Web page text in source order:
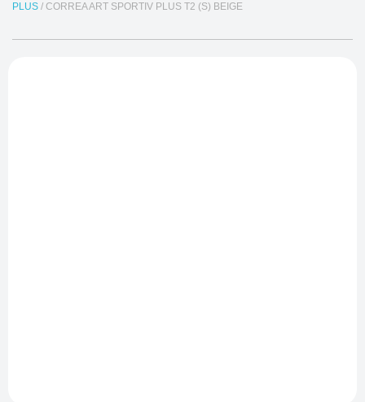
PLUS/ CORREA ART SPORTIV PLUS T2 (S) BEIGE